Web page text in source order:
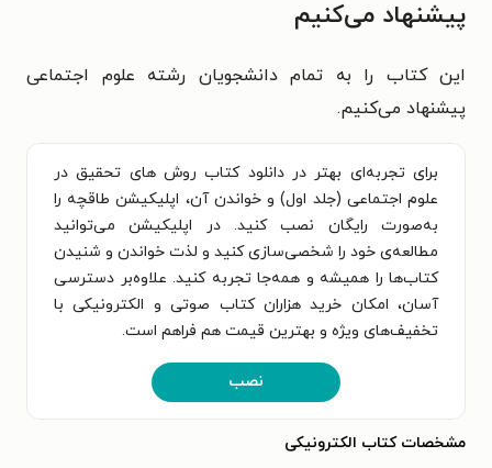
پیشنهاد می‌کنیم
این کتاب را به تمام دانشجویان رشته علوم اجتماعی
پیشنهاد می‌کنیم.
برای تجربه‌ای بهتر در دانلود کتاب روش های تحقیق در
علوم اجتماعی (جلد اول) و خواندن آن، اپلیکیشن طاقچه را
به‌صورت رایگان نصب کنید. در اپلیکیشن می‌توانید
مطالعه‌ی خود را شخصی‌سازی کنید و لذت خواندن و شنیدن
کتاب‌ها را همیشه و همه‌جا تجربه کنید. علاوه‌بر دسترسی
آسان، امکان خرید هزاران کتاب صوتی و الکترونیکی با
تخفیف‌های ویژه و بهترین قیمت هم فراهم است.
نصب
مشخصات کتاب الکترونیکی